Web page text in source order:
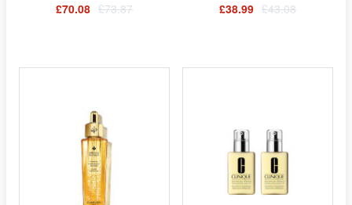
£70.08 £73.87
£38.99 £43.08